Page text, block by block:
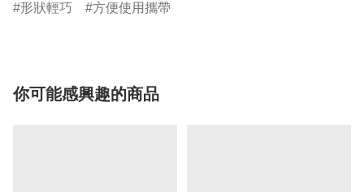
形狀輕巧
方便使用攜帶
你可能感興趣的商品